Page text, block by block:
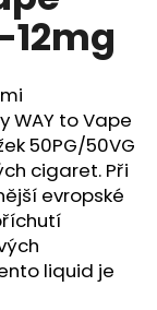
WAY to Vape
50PG/50VG
cigaret. Při
evropské
liquid je